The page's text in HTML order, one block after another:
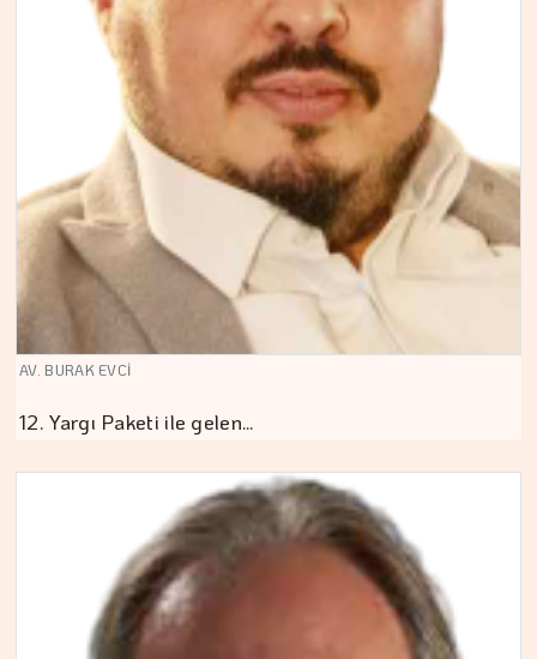
AV. BURAK EVCİ
12. Yargı Paketi ile gelen…